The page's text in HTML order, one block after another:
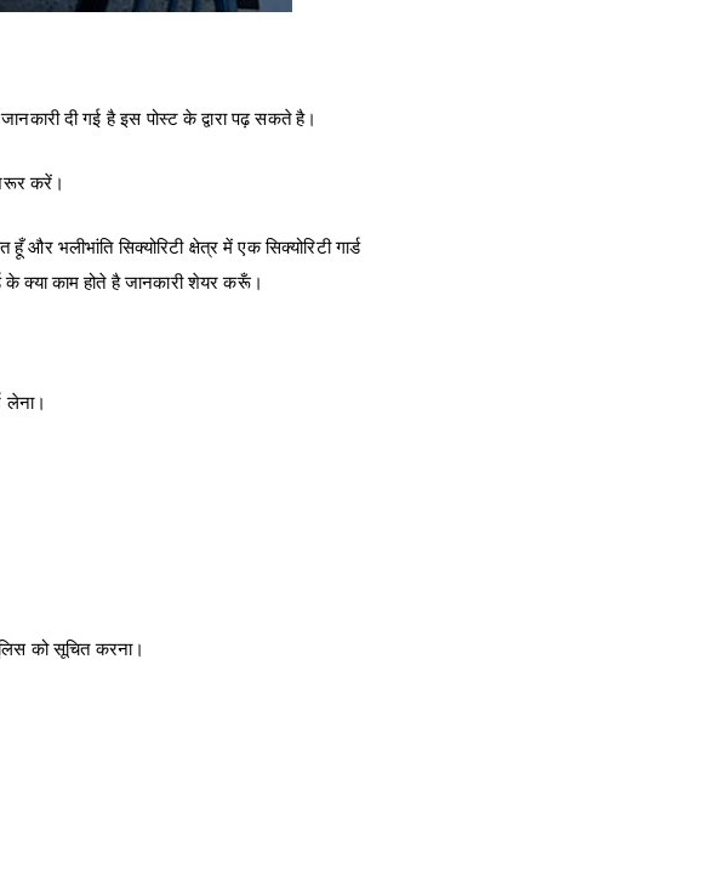
दी गई है इस पोस्ट के द्वारा पढ़ सकते है।
करें।
भलीभांति सिक्योरिटी क्षेत्र में एक सिक्योरिटी गार्ड
के क्या काम होते है जानकारी शेयर करूँ।
लेना।
को सूचित करना।